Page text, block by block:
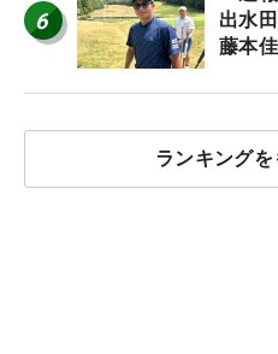
6
出水
藤本
JOYX
ランキング